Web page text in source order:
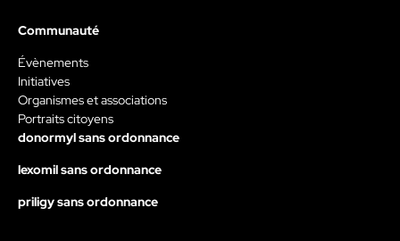
Communauté
Évènements
Initiatives
Organismes et associations
Portraits citoyens
donormyl sans ordonnance
lexomil sans ordonnance
priligy sans ordonnance